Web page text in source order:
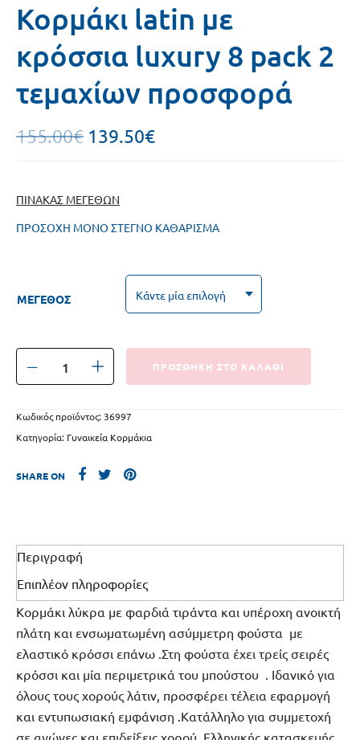
Κορμάκι latin με
κρόσσια luxury 8 pack 2
τεμαχίων προσφορά
155.00€ 139.50€
ΠΡΟΣΟΧΗ ΜΟΝΟ ΣΤΕΓΝΟ ΚΑΘΑΡΙΣΜΑ
ΜΕΓΕΘΟΣ
ΠΡΟΣΘΗΚΗ ΣΤΟ ΚΑΛΑΘΙ
ΠΙΝΑΚΑΣ ΜΕΓΕΘΩΝ
Κωδικός προϊόντος: 36997
Κατηγορία: Γυναικεία Κορμάκια
SHARE ON
Περιγραφή
Επιπλέον πληροφορίες
Κορμάκι λύκρα με φαρδιά τιράντα και υπέροχη ανοικτή
πλάτη και ενσωματωμένη ασύμμετρη φούστα με
ελαστικό κρόσσι επάνω .Στη φούστα έχει τρείς σειρές
κρόσσι και μία περιμετρικά του μπούστου . Ιδανικό για
όλους τους χορούς λάτιν, προσφέρει τέλεια εφαρμογή
και εντυπωσιακή εμφάνιση .Κατάλληλο για συμμετοχή
σε αγώνες και επιδείξεις χορού. Ελληνικής κατασκευής